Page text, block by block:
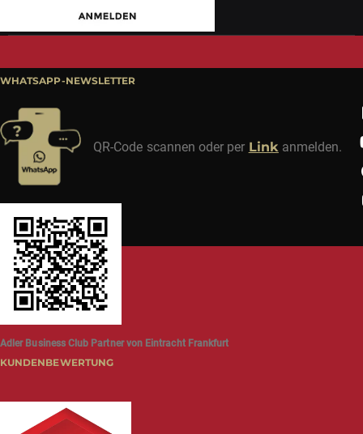
WHATSAPP-NEWSLETTER
QR-Code scannen oder per Linkanmelden.
Adler Business Club Partner von Eintracht Frankfurt
KUNDENBEWERTUNG